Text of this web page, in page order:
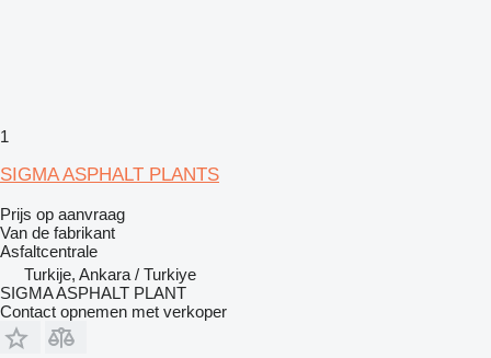
1
SIGMA ASPHALT PLANTS
Prijs op aanvraag
Van de fabrikant
Asfaltcentrale
Turkije, Ankara / Turkiye
SIGMA ASPHALT PLANT
Contact opnemen met verkoper